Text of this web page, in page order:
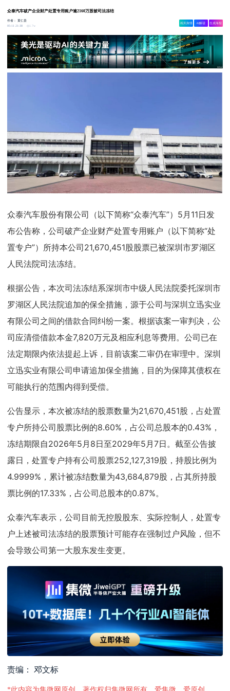
众泰汽车破产企业财产处置专用账户逾2160万股被司法冻结
作者：黄仁贵
05-11 21:38
1.7w
相关舆情 AI解读 生成海报
众泰汽车股份有限公司（以下简称“众泰汽车”）5月11日发
布公告称，公司破产企业财产处置专用账户（以下简称“处
置专户”）所持本公司21,670,451股股票已被深圳市罗湖区
人民法院司法冻结。
根据公告，本次司法冻结系深圳市中级人民法院委托深圳市
罗湖区人民法院追加的保全措施，源于公司与深圳立迅实业
有限公司之间的借款合同纠纷一案。根据该案一审判决，公
司应清偿借款本金7,820万元及相应利息等费用。公司已在
法定期限内依法提起上诉，目前该案二审仍在审理中。深圳
立迅实业有限公司申请追加保全措施，目的为保障其债权在
可能执行的范围内得到受偿。
公告显示，本次被冻结的股票数量为21,670,451股，占处置
专户所持公司股票比例的8.60%，占公司总股本的0.43%，
冻结期限自2026年5月8日至2029年5月7日。截至公告披
露日，处置专户持有公司股票252,127,319股，持股比例为
4.9999%，累计被冻结数量为43,684,879股，占其所持股
票比例的17.33%，占公司总股本的0.87%。
众泰汽车表示，公司目前无控股股东、实际控制人，处置专
户上述被司法冻结的股票预计可能存在强制过户风险，但不
会导致公司第一大股东发生变更。
责编： 邓文标